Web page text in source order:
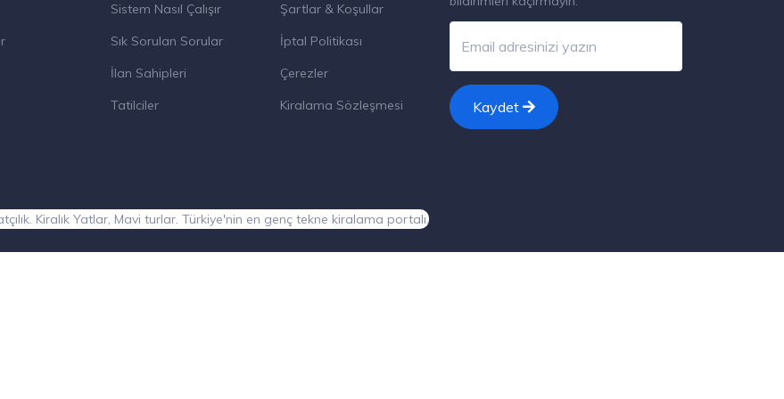
Sistem Nasıl Çalışır
Sık Sorulan Sorular
İlan Sahipleri
Tatilciler
Şartlar & Koşullar
İptal Politikası
Çerezler
Kiralama Sözleşmesi
Kaydet